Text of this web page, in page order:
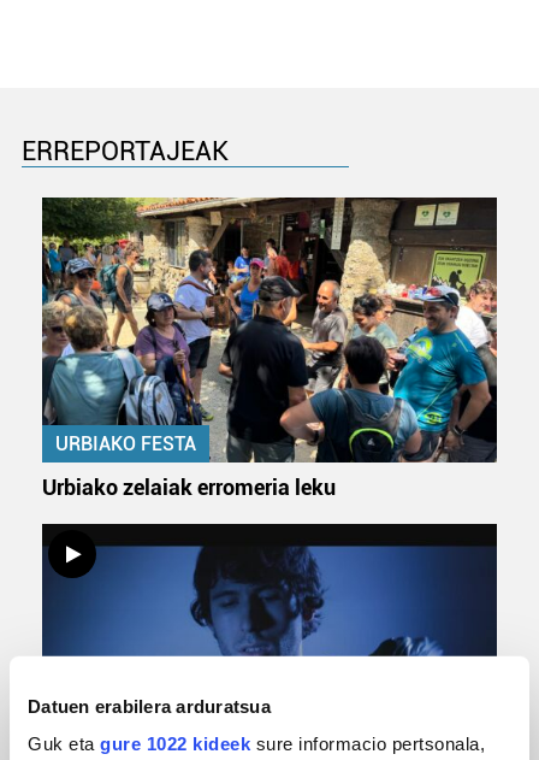
Datuen erabilera arduratsua
Guk eta gure 1022 kideek sure informacio pertsonala,
ERREPORTAJEAK
URBIAKO FESTA
Urbiako zelaiak erromeria leku